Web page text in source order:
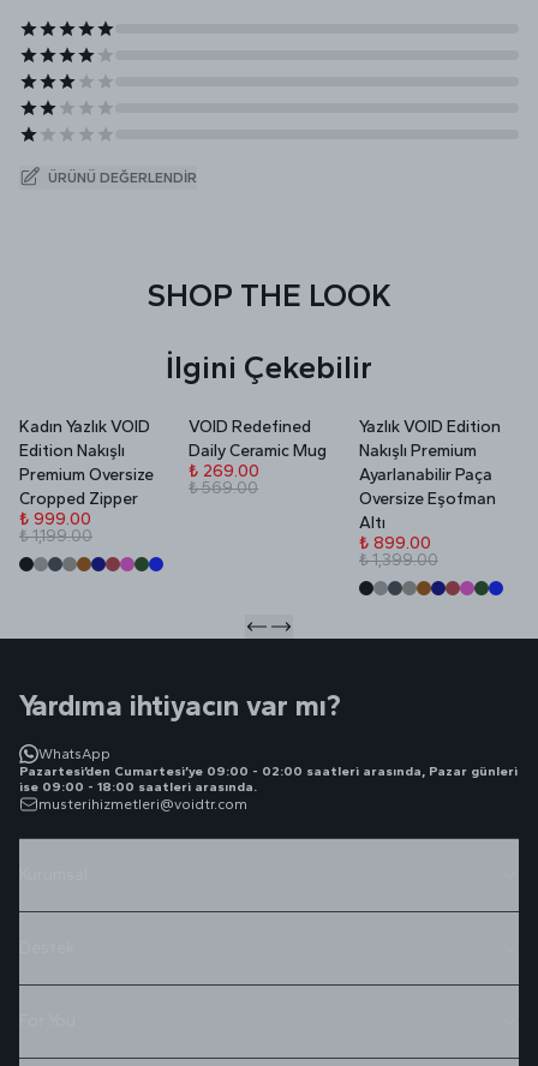
ÜRÜNÜ DEĞERLENDIR
SHOP THE LOOK
İlgini Çekebilir
Kadın Yazlık VOID
Edition Nakışlı
Premium Oversize
Cropped Zipper
₺ 999.00
₺ 1,199.00
VOID Redefined
Daily Ceramic Mug
₺ 269.00
₺ 569.00
Yazlık VOID Edition
Nakışlı Premium
Ayarlanabilir Paça
Oversize Eşofman
Altı
₺ 899.00
₺ 1,399.00
Yardıma ihtiyacın var mı?
WhatsApp
Pazartesi’den Cumartesi’ye 09:00 - 02:00 saatleri arasında, Pazar günleri
ise 09:00 - 18:00 saatleri arasında.
musterihizmetleri@voidtr.com